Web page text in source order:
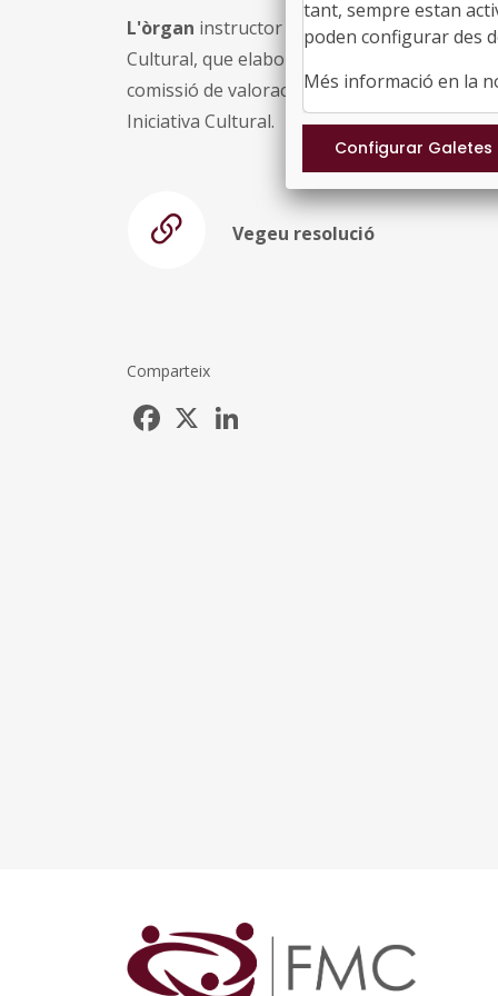
L'òrgan instructor és l'administrador o
Cultural, que elabora la proposta
comissió de valoració corresponent, i l'eleva
Iniciativa Cultural.
Vegeu resolució
Comparteix
Facebook
tant, sempre estan
poden configurar des
Més informació en la